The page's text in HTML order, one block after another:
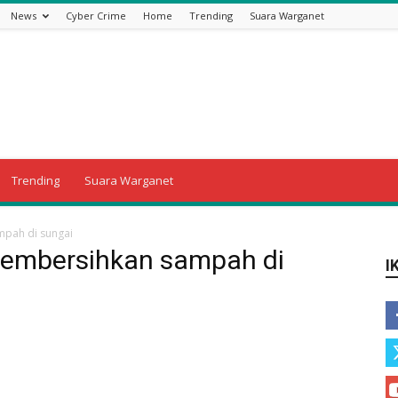
News Cyber Crime Home Trending Suara Warganet
Trending Suara Warganet
di sungai
sampah di